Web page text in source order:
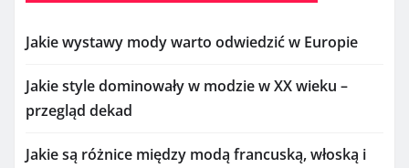
Jakie wystawy mody warto odwiedzić w Europie
Jakie style dominowały w modzie w XX wieku –
przegląd dekad
Jakie są różnice między modą francuską, włoską i